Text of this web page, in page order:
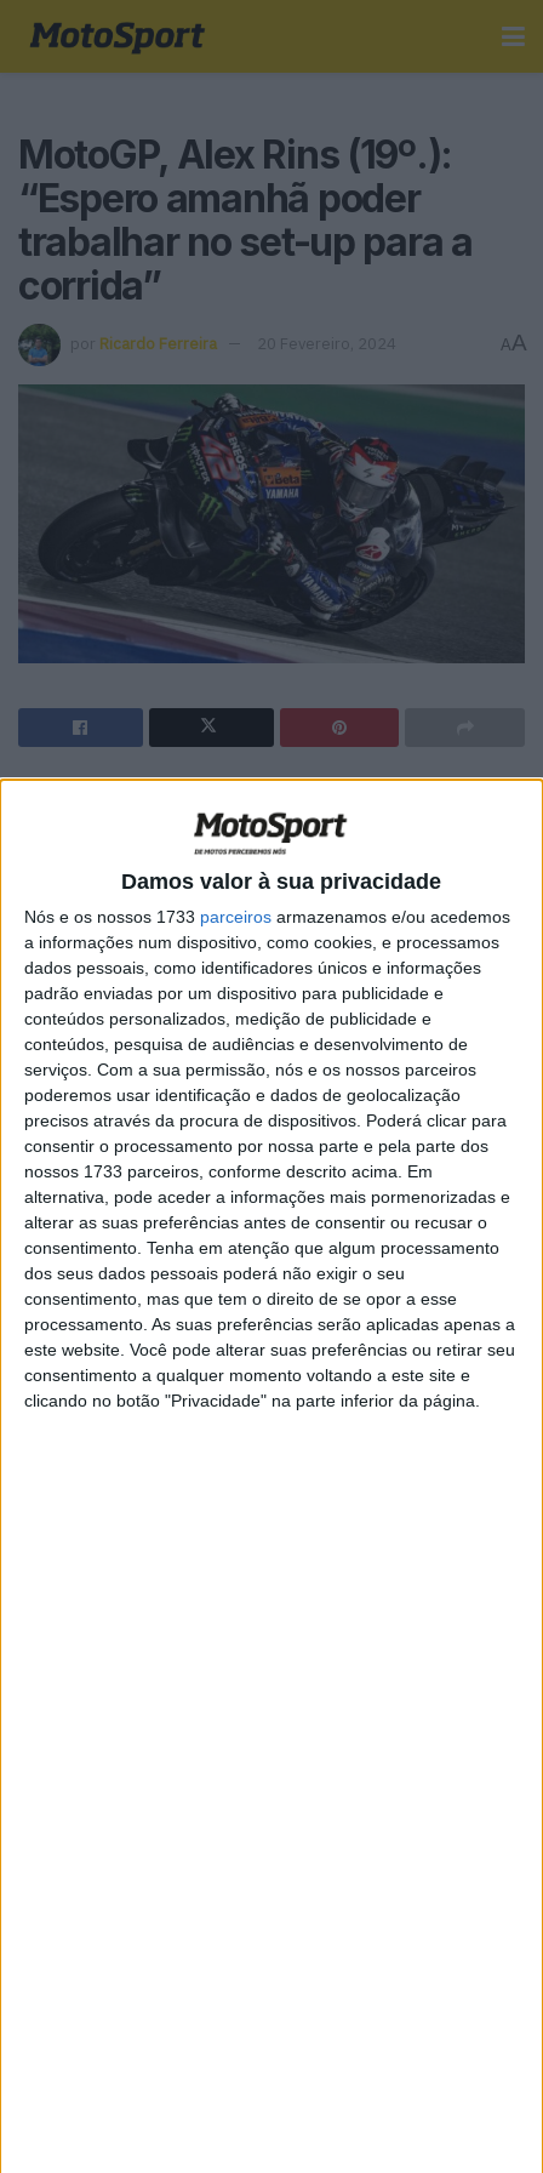
Damos valor à sua privacidade
Nós e os nossos 1733 parceiros armazenamos e/ou acedemos
a informações num dispositivo, como cookies, e processamos
dados pessoais, como identificadores únicos e informações
padrão enviadas por um dispositivo para publicidade e
conteúdos personalizados, medição de publicidade e
conteúdos, pesquisa de audiências e desenvolvimento de
serviços. Com a sua permissão, nós e os nossos parceiros
poderemos usar identificação e dados de geolocalização
precisos através da procura de dispositivos. Poderá clicar para
consentir o processamento por nossa parte e pela parte dos
nossos 1733 parceiros, conforme descrito acima. Em
alternativa, pode aceder a informações mais pormenorizadas e
alterar as suas preferências antes de consentir ou recusar o
consentimento. Tenha em atenção que algum processamento
dos seus dados pessoais poderá não exigir o seu
consentimento, mas que tem o direito de se opor a esse
processamento. As suas preferências serão aplicadas apenas a
este website. Você pode alterar suas preferências ou retirar seu
consentimento a qualquer momento voltando a este site e
clicando no botão "Privacidade" na parte inferior da página.
MotoGP, Alex Rins (19º.):
“Espero amanhã poder
trabalhar no set-up para a
corrida”
por Ricardo Ferreira 20 Fevereiro, 2024 AA
Alex Rins estava ansioso por experimentar a M1 noutra
pista para ganhar mais experiência com a Yamaha. O
espanhol efectuou 51 voltas ao longo do primeiro dia e
estabeleceu um melhor tempo de 1m53,642s na 50ª
volta, ficando em 19º lugar, a 1,602s do topo.
“Começámos o teste um pouco às escuras porque não
andei aqui no ano passado. No geral, trabalhámos muito
na moto e testamos coisas novas. Colocámos algumas
peças novas e confirmámos outras que testámos em
Sepang. Por isso, fizemos muitas alterações na moto e
também passámos muito tempo a trabalhar dentro da
box. Espero que amanhã possa trabalhar mais no meu
set-up para a corrida.”Disse o piloto espanhol de 28
anos.
Esta terça-feira os dois pilotos da Monster Energy
Yamaha, Fabio Quartararo e Alex Rins, estarão de volta à
pista de Lusail para mais testes entre as 14:00 e as